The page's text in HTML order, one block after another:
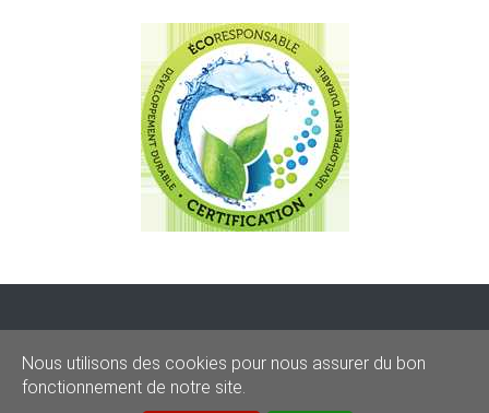
© 2020–2026sos-graffitis.be
Nous utilisons des cookies pour nous assurer du bon
fonctionnement de notre site.